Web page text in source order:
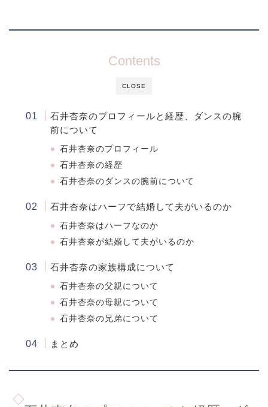
CLOSE
Contents
石井杏奈のプロフィールと経歴、ダンスの腕
前について
石井杏奈のプロフィール
石井杏奈の経歴
石井杏奈のダンスの腕前について
石井杏奈はハーフで結婚して夫がいるのか
石井杏奈はハーフなのか
石井杏奈が結婚して夫がいるのか
石井杏奈の家族構成について
石井杏奈の父親について
石井杏奈の母親について
石井杏奈の兄弟について
まとめ